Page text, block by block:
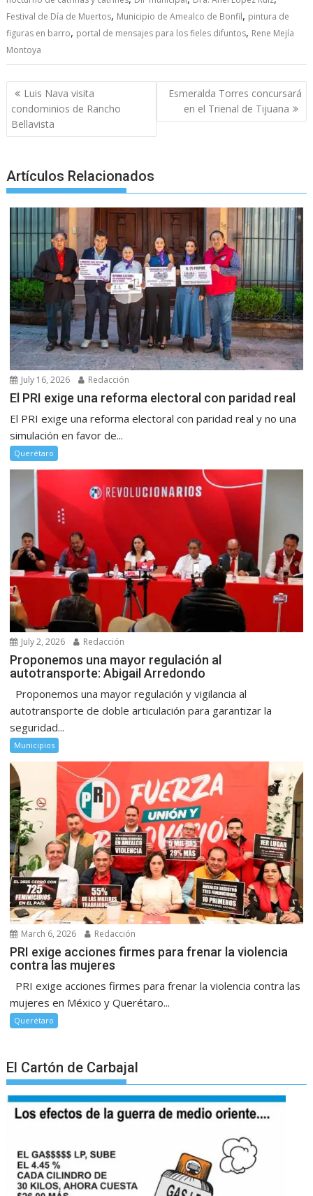
b
o
o
k
er l s
A
p
p
e
n
g
er
p
e
gr
a
m
e
Festival de Día de Muertos, Municipio de Amealco de Bonfil, pintura de
figuras en barro, portal de mensajes para los fieles difuntos, Rene Mejía
Montoya
Post
navigation
Luis Nava visita
condominios de Rancho
Bellavista
Esmeralda Torres concursará
en el Trienal de Tijuana
Artículos Relacionados
July 16, 2026 Redacción
El PRI exige una reforma electoral con paridad real
El PRI exige una reforma electoral con paridad real y no una
simulación en favor de...
Querétaro
July 2, 2026 Redacción
Proponemos una mayor regulación al
autotransporte: Abigail Arredondo
Proponemos una mayor regulación y vigilancia al
autotransporte de doble articulación para garantizar la
seguridad...
Municipios
March 6, 2026 Redacción
PRI exige acciones firmes para frenar la violencia
contra las mujeres
PRI exige acciones firmes para frenar la violencia contra las
mujeres en México y Querétaro...
Querétaro
El Cartón de Carbajal